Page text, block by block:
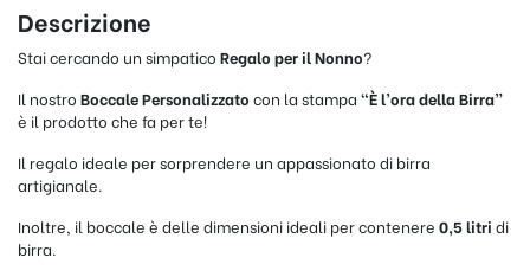
Descrizione
Stai cercando un simpatico Regalo per il Nonno?
Il nostro Boccale Personalizzato con la stampa “È l’ora della Birra”
è il prodotto che fa per te!
Il regalo ideale per sorprendere un appassionato di birra
artigianale.
Inoltre, il boccale è delle dimensioni ideali per contenere 0,5 litri di
birra.